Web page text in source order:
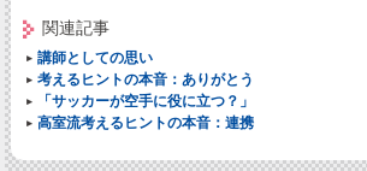
関連記事
講師としての思い
考えるヒントの本音：ありがとう
「サッカーが空手に役に立つ？」
高室流考えるヒントの本音：連携